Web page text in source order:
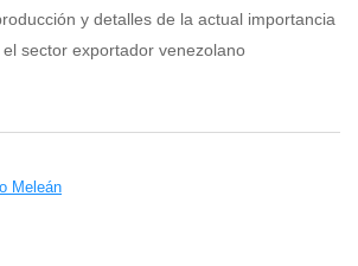
y detalles de la actual importancia
sector exportador venezolano
Meleán